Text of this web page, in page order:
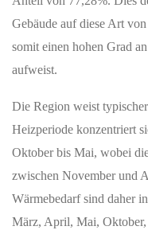
Gebäude auf diese Art
somit einen hohen Grad
aufweist.
Die Region weist
Heizperiode konzentriert
Oktober bis Mai, wobei
zwischen November und
Wärmebedarf sind daher
März, April, Mai,